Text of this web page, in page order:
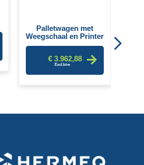
Palletwagen met
Weegschaal en Printer
€ 3.962,88